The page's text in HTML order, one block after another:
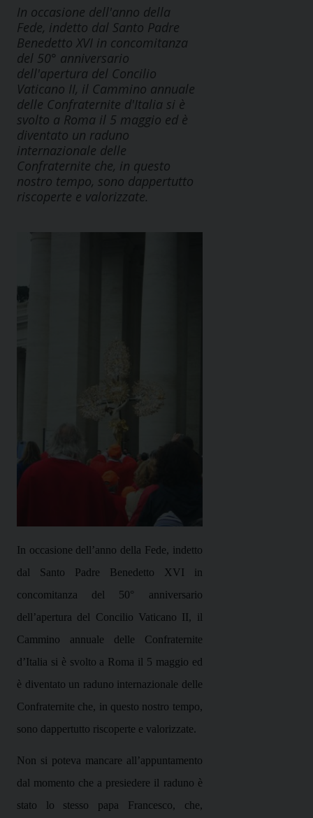
In occasione dell'anno della
Fede, indetto dal Santo Padre
Benedetto XVI in concomitanza
del 50° anniversario
dell'apertura del Concilio
Vaticano II, il Cammino annuale
delle Confraternite d'Italia si è
svolto a Roma il 5 maggio ed è
diventato un raduno
internazionale delle
Confraternite che, in questo
nostro tempo, sono dappertutto
riscoperte e valorizzate.
In occasione dell’anno della Fede, indetto
dal Santo Padre Benedetto XVI in
concomitanza del 50° anniversario
dell’apertura del Concilio Vaticano II, il
Cammino annuale delle Confraternite
d’Italia si è svolto a Roma il 5 maggio ed
è diventato un raduno internazionale delle
Confraternite che, in questo nostro tempo,
sono dappertutto riscoperte e valorizzate.
Non si poteva mancare all’appuntamento
dal momento che a presiedere il raduno è
stato lo stesso papa Francesco, che,